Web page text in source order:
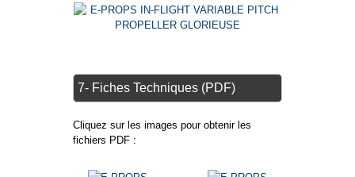
7- Fiches Techniques (PDF)
Cliquez sur les images pour obtenir les
fichiers PDF :